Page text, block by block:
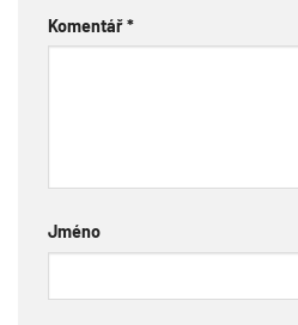
Komentář*
Jméno